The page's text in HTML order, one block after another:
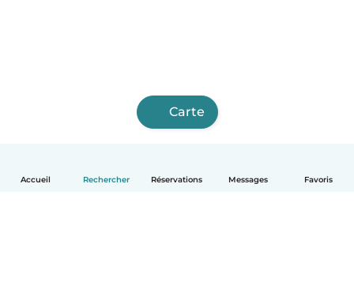
Accueil Rechercher Réservations Messages Favoris
Carte